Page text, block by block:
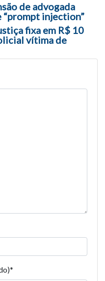
posts
de advogada
“prompt injection”
fixa em R$ 10
vítima de
*